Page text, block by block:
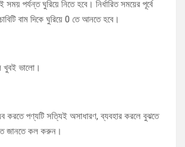
পর্যন্ত ঘুরিয়ে নিতে হবে। নির্ধারিত সময়ের পূর্বে
বাম দিকে ঘুরিয়ে 0 তে আনতে হবে।
খুবই ভালো।
করতে পণ্যটি সত্যিই অসাধারণ, ব্যবহার করলে বুঝতে
জানতে কল করুন।